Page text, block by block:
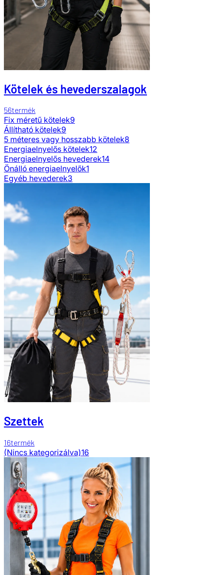
Kötelek és hevederszalagok
56termék
Fix méretű kötelek9
Állítható kötelek9
5 méteres vagy hosszabb kötelek8
Energiaelnyelős kötelek12
Energiaelnyelős hevederek14
Önálló energiaelnyelők1
Egyéb hevederek3
Szettek
16termék
(Nincs kategorizálva)16